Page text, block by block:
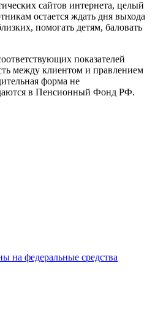
сайтов интернета, целый
остается ждать дня выхода
помогать детям, баловать
показателей
между клиентом и правлением
форма не
в Пенсионный Фонд РФ.
на федеральные средства